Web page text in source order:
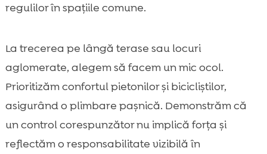
regulilor în spațiile comune.
La trecerea pe lângă terase sau locuri
aglomerate, alegem să facem un mic ocol.
Prioritizăm confortul pietonilor și bicicliștilor,
asigurând o plimbare pașnică. Demonstrăm că
un control corespunzător nu implică forța și
reflectăm o responsabilitate vizibilă în